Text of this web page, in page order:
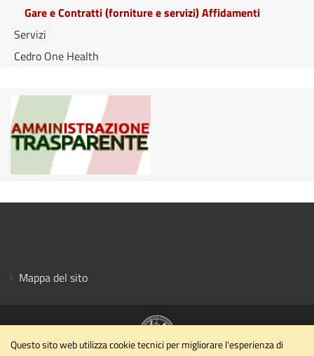
Gare e Contratti (forniture e servizi) Affidamenti
Servizi
Cedro One Health
Mappa del sito
Questo sito web utilizza cookie tecnici per migliorare l'esperienza di